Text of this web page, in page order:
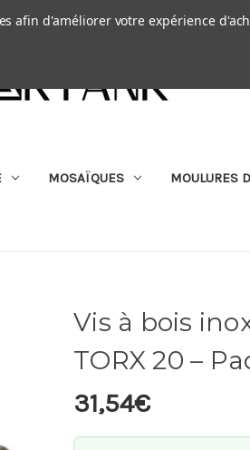
| RECHERCHER
MOSAÏQUES MOULURES
Vis à bois
TORX 20 –
31,54€
afin d'améliorer votre expérience